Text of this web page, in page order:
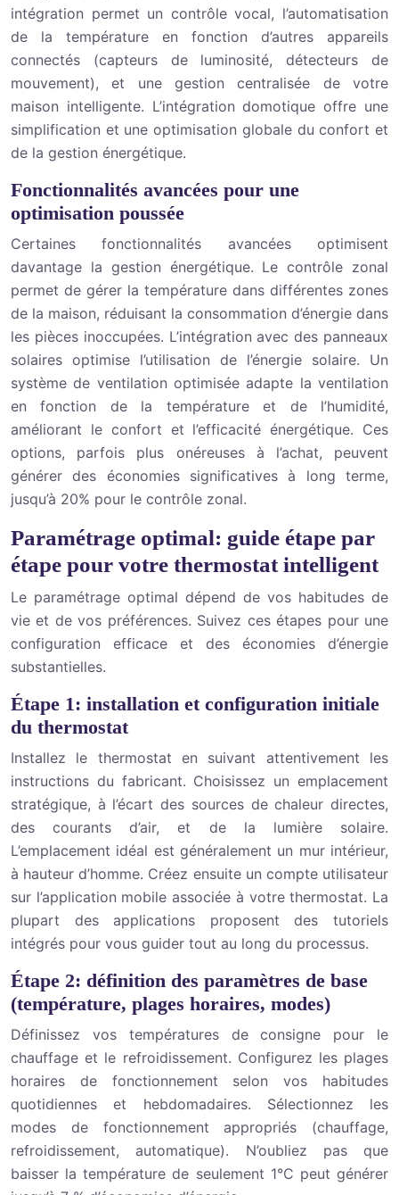
intégration permet un contrôle vocal, l’automatisation
de la température en fonction d’autres appareils
connectés (capteurs de luminosité, détecteurs de
mouvement), et une gestion centralisée de votre
maison intelligente. L’intégration domotique offre une
simplification et une optimisation globale du confort et
de la gestion énergétique.
Fonctionnalités avancées pour une
optimisation poussée
Certaines fonctionnalités avancées optimisent
davantage la gestion énergétique. Le contrôle zonal
permet de gérer la température dans différentes zones
de la maison, réduisant la consommation d’énergie dans
les pièces inoccupées. L’intégration avec des panneaux
solaires optimise l’utilisation de l’énergie solaire. Un
système de ventilation optimisée adapte la ventilation
en fonction de la température et de l’humidité,
améliorant le confort et l’efficacité énergétique. Ces
options, parfois plus onéreuses à l’achat, peuvent
générer des économies significatives à long terme,
jusqu’à 20% pour le contrôle zonal.
Paramétrage optimal: guide étape par
étape pour votre thermostat intelligent
Le paramétrage optimal dépend de vos habitudes de
vie et de vos préférences. Suivez ces étapes pour une
configuration efficace et des économies d’énergie
substantielles.
Étape 1: installation et configuration initiale
du thermostat
Installez le thermostat en suivant attentivement les
instructions du fabricant. Choisissez un emplacement
stratégique, à l’écart des sources de chaleur directes,
des courants d’air, et de la lumière solaire.
L’emplacement idéal est généralement un mur intérieur,
à hauteur d’homme. Créez ensuite un compte utilisateur
sur l’application mobile associée à votre thermostat. La
plupart des applications proposent des tutoriels
intégrés pour vous guider tout au long du processus.
Étape 2: définition des paramètres de base
(température, plages horaires, modes)
Définissez vos températures de consigne pour le
chauffage et le refroidissement. Configurez les plages
horaires de fonctionnement selon vos habitudes
quotidiennes et hebdomadaires. Sélectionnez les
modes de fonctionnement appropriés (chauffage,
refroidissement, automatique). N’oubliez pas que
baisser la température de seulement 1°C peut générer